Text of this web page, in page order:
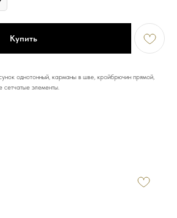
Купить
однотонный, карманы в шве, кройбрючин прямой,
сетчатые элементы.